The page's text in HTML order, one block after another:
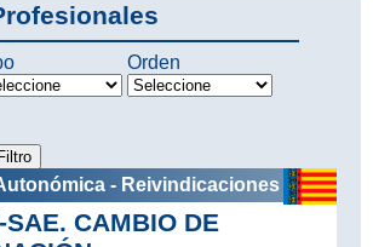
Aceptar
Rechazar
Orden
- Reivindicaciones
SAE. CAMBIO DE